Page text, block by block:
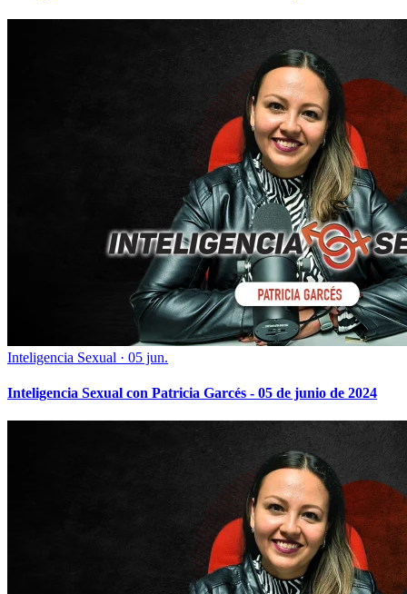
Inteligencia Sexual · 05 jun.
Inteligencia Sexual con Patricia Garcés - 05 de junio de 2024